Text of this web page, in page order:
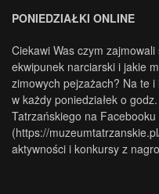
PONIEDZIAŁKI ONLINE
Ciekawi Was czym
ekwipunek narciarski i jakie
zimowych pejzażach? Na te
w każdy poniedziałek o
Tatrzańskiego na
(https://
aktywności i konkursy z